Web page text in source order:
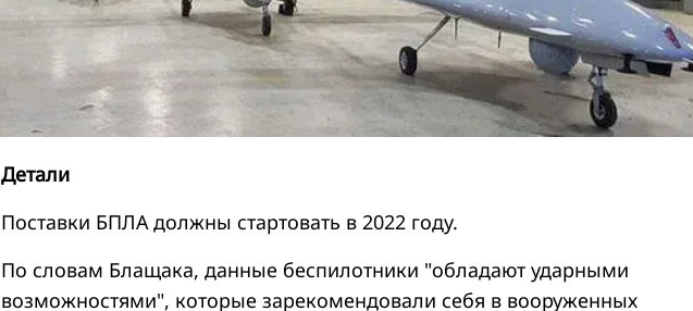
Детали
Поставки БПЛА должны стартовать в 2022 году.
По словам Блащака, данные беспилотники "обладают ударными
возможностями", которые зарекомендовали себя в вооруженных